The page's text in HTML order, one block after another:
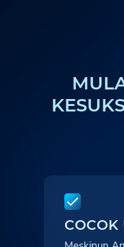
COCOK